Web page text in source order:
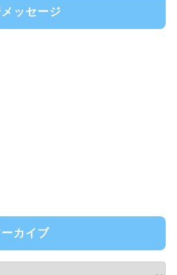
ッセージ
カイブ